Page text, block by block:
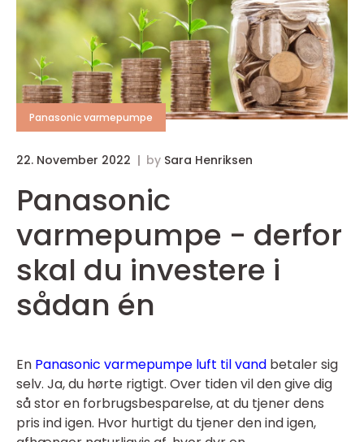
Panasonic varmepumpe
22. November 2022 by Sara Henriksen
Panasonic
varmepumpe - derfor
skal du investere i
sådan én
En Panasonic varmepumpe luft til vand betaler sig
selv. Ja, du hørte rigtigt. Over tiden vil den give dig
så stor en forbrugsbesparelse, at du tjener dens
pris ind igen. Hvor hurtigt du tjener den ind igen,